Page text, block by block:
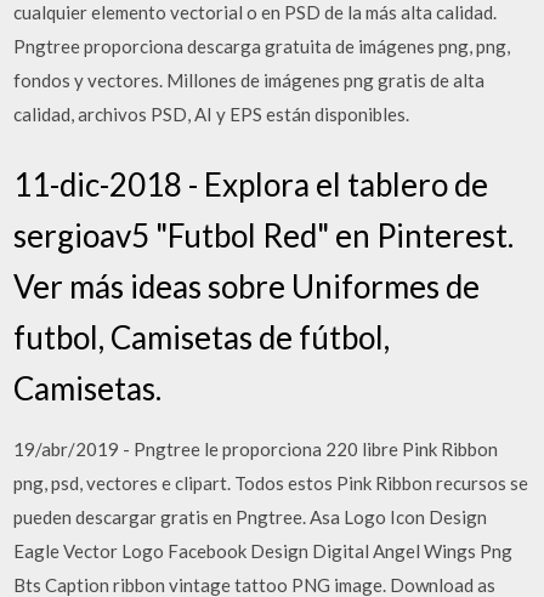
cualquier elemento vectorial o en PSD de la más alta calidad.
Pngtree proporciona descarga gratuita de imágenes png, png,
fondos y vectores. Millones de imágenes png gratis de alta
calidad, archivos PSD, AI y EPS están disponibles.
11-dic-2018 - Explora el tablero de
sergioav5 "Futbol Red" en Pinterest.
Ver más ideas sobre Uniformes de
futbol, Camisetas de fútbol,
Camisetas.
19/abr/2019 - Pngtree le proporciona 220 libre Pink Ribbon
png, psd, vectores e clipart. Todos estos Pink Ribbon recursos se
pueden descargar gratis en Pngtree. Asa Logo Icon Design
Eagle Vector Logo Facebook Design Digital Angel Wings Png
Bts Caption ribbon vintage tattoo PNG image. Download as